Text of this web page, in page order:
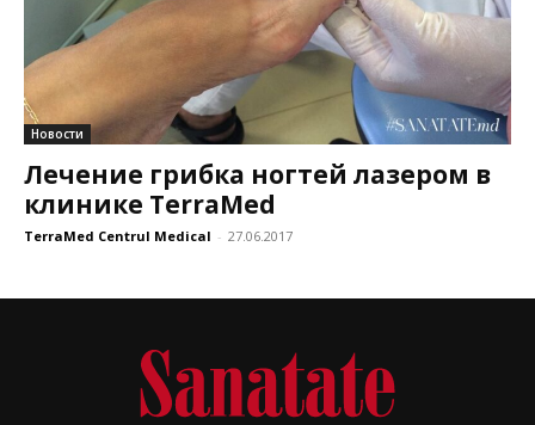
Новости
Лечение грибка ногтей лазером в
клинике TerraMed
TerraMed Centrul Medical - 27.06.2017